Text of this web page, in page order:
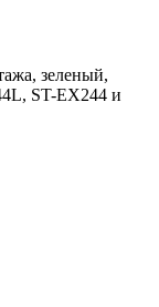
зеленый,
ST-EX244 и